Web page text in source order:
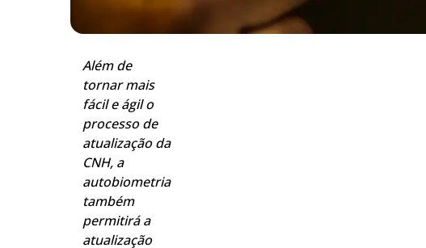
Além de
tornar mais
fácil e ágil o
processo de
atualização da
CNH, a
autobiometria
também
permitirá a
atualização